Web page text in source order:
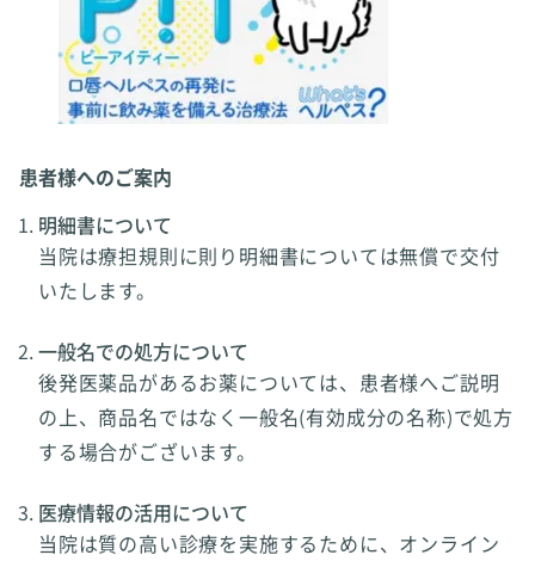
患者様へのご案内
明細書について
当院は療担規則に則り明細書については無償で交付
いたします。
一般名での処方について
後発医薬品があるお薬については、患者様へご説明
の上、商品名ではなく一般名(有効成分の名称)で処方
する場合がございます。
医療情報の活用について
当院は質の高い診療を実施するために、オンライン